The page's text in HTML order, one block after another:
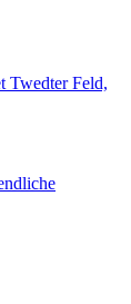
Twedter Feld,